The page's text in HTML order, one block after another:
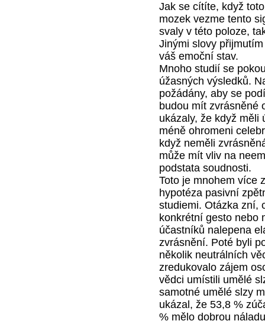
Jak se cítíte, když
mozek vezme tento
svaly v této poloze,
Jinými slovy
váš emoční stav.
Mnoho studií se
úžasných výsledků.
požádány, aby se
budou mít zvrásněné
ukázaly, že když měli
méně ohromeni
když neměli
může mít vliv na
podstata soudnosti.
Toto je mnohem více
hypotéza pasivní
studiemi. Otázka zní,
konkrétní gesto nebo
účastníků nalepena
zvrásnění. Poté byli
několik neutrálních
zredukovalo zájem
vědci umístili umělé
samotné umělé slzy
ukázal, že 53,8 %
% mělo dobrou